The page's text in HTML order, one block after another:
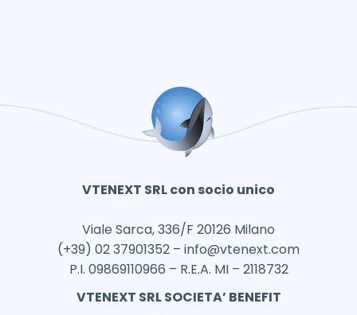
VTENEXT SRL con socio unico
Viale Sarca, 336/F 20126 Milano
(+39) 02 37901352 – info@vtenext.com
P.I. 09869110966 – R.E.A. MI – 2118732
VTENEXT SRL SOCIETA’ BENEFIT